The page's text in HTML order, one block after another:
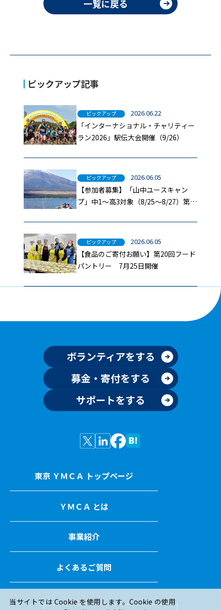
一覧に戻る
ピックアップ記事
ピックアップ 2026.06.22
「インターナショナル・チャリティー
ラン2026」駅伝大会開催（9/26）
ピックアップ 2026.06.05
【参加者募集】「山中ユースキャン
プ」中1～高3対象（8/25～8/27）第二
ピックアップ 2026.06.05
【食品のご寄付お願い】第20回フード
パントリー 7月25日開催
ボランティアをする
募金・寄付をする
サポートをする
東京 ＹＭＣＡ トップページ
ＹＭＣＡ とは
事業紹介
よくあるご質問
当サイトでは Cookie を使用します。Cookie の使用